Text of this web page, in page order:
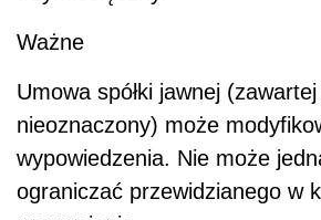
Ważne
Umowa spółki jawnej
nieoznaczony) może
wypowiedzenia. Nie może
ograniczać przewidzianego w